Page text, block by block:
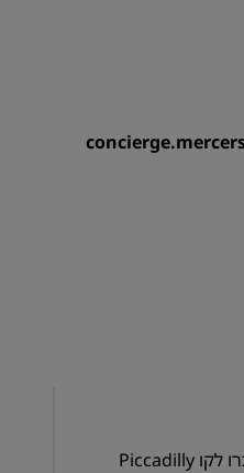
סעו ברכבת Gatwick Express ל-Victoria. משם, קחו את הרכבת התחתית בקו Victoria אל גרין פארק , ועברו לקו Piccadilly